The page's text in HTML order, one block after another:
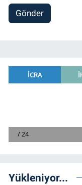
Gönder
Yükleniyor...